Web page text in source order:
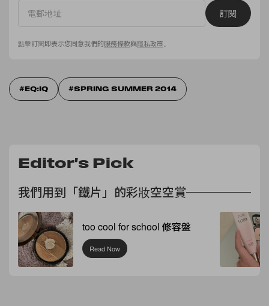
訂閱
點擊訂閱即表示您同意我們的服務條款與隱私政策
EQ:IQ SPRING SUMMER 2014
Editor's Pick
我們用到「鐵片」的彩妝空空賞
too cool for school 修容盤
Read Now